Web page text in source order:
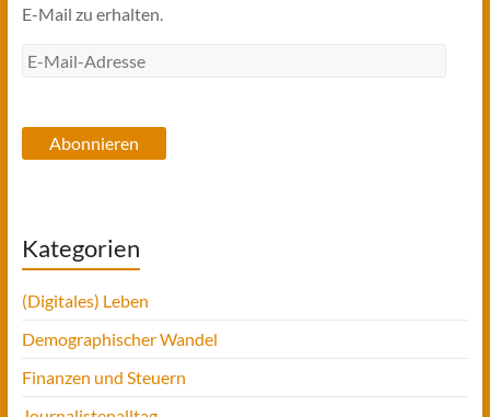
E-Mail zu erhalten.
E-
Abonnieren
Kategorien
(Digitales) Leben
Demographischer Wandel
Finanzen und Steuern